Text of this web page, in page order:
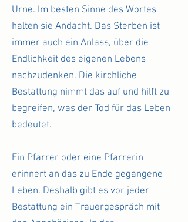
Urne. Im besten Sinne des Wortes
halten sie Andacht. Das Sterben ist
immer auch ein Anlass, über die
Endlichkeit des eigenen Lebens
nachzudenken. Die kirchliche
Bestattung nimmt das auf und hilft zu
begreifen, was der Tod für das Leben
bedeutet.
Ein Pfarrer oder eine Pfarrerin
erinnert an das zu Ende gegangene
Leben. Deshalb gibt es vor jeder
Bestattung ein Trauergespräch mit